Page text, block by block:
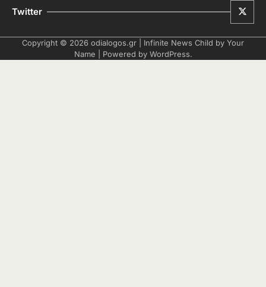
Twitter
Copyright © 2026 odialogos.gr | Infinite News Child by Your
Name | Powered by WordPress.